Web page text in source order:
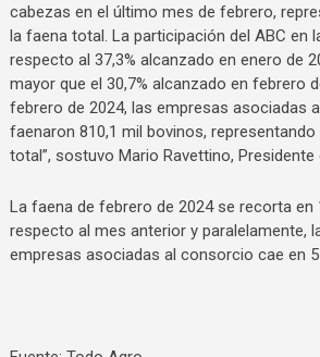
cabezas en el último mes de febrero,
la faena total. La participación del ABC en
respecto al 37,3% alcanzado en enero de
mayor que el 30,7% alcanzado en febrero
febrero de 2024, las empresas asociadas
faenaron 810,1 mil bovinos, representando
total”, sostuvo Mario Ravettino,
La faena de febrero de 2024 se recorta en
respecto al mes anterior y paralelamente,
empresas asociadas al consorcio cae en